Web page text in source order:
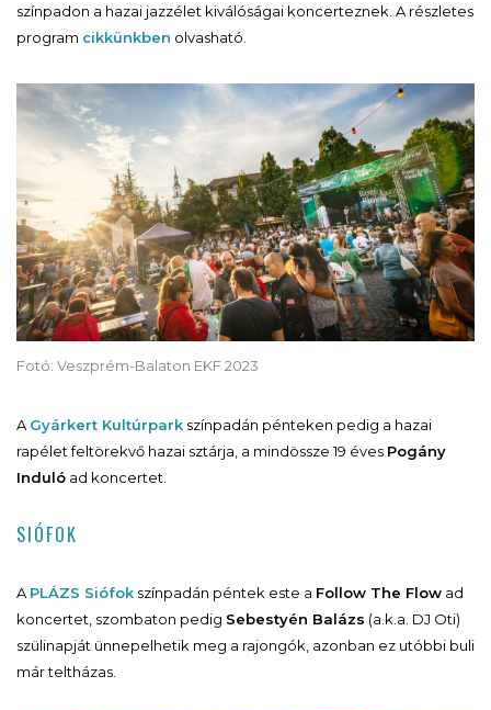
színpadon a hazai jazzélet kiválóságai koncerteznek. A részletes
program cikkünkben olvasható.
Fotó: Veszprém-Balaton EKF 2023
A Gyárkert Kultúrpark színpadán pénteken pedig a hazai
rapélet feltörekvő hazai sztárja, a mindössze 19 éves Pogány
Induló ad koncertet.
SIÓFOK
A PLÁZS Siófok színpadán péntek este a Follow The Flow ad
koncertet, szombaton pedig Sebestyén Balázs (a.k.a. DJ Oti)
szülinapját ünnepelhetik meg a rajongók, azonban ez utóbbi buli
már teltházas.